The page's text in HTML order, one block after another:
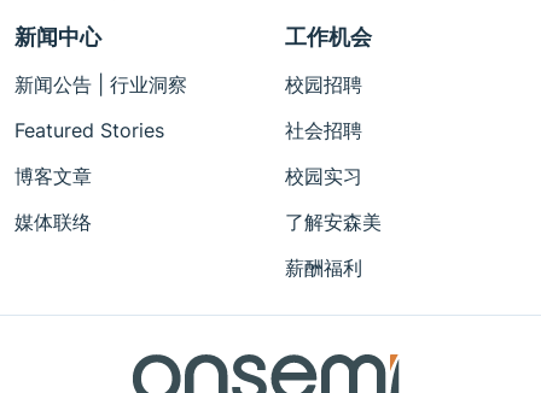
新闻中心
新闻公告 | 行业洞察
Featured Stories
博客文章
媒体联络
工作机会
校园招聘
社会招聘
校园实习
了解安森美
薪酬福利